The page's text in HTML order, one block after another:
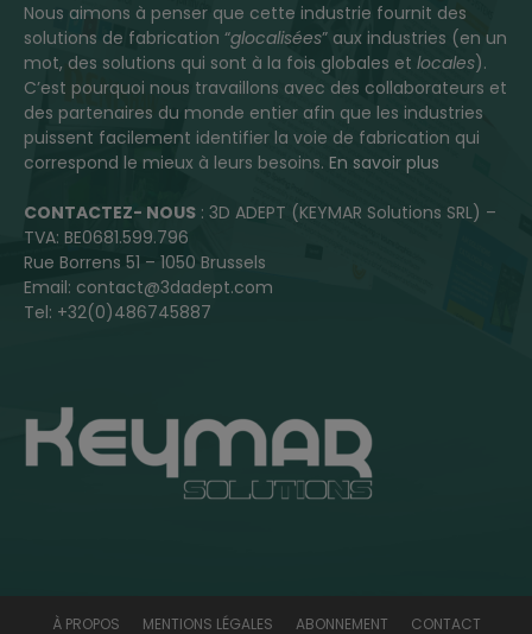
Nous aimons à penser que cette industrie fournit des
solutions de fabrication “glocalisées” aux industries (en un
mot, des solutions qui sont à la fois globales et locales).
C’est pourquoi nous travaillons avec des collaborateurs et
des partenaires du monde entier afin que les industries
puissent facilement identifier la voie de fabrication qui
correspond le mieux à leurs besoins. En savoir plus
CONTACTEZ- NOUS : 3D ADEPT (KEYMAR Solutions SRL) –
TVA: BE0681.599.796
Rue Borrens 51 – 1050 Brussels
Email: contact@3dadept.com
Tel: +32(0)486745887
À PROPOS MENTIONS LÉGALES ABONNEMENT CONTACT